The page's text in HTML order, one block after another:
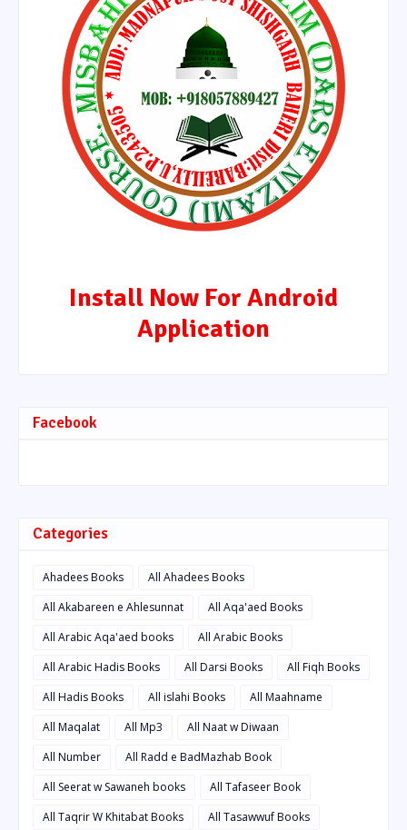
Install Now For Android
Application
Facebook
Categories
Ahadees Books
All Ahadees Books
All Akabareen e Ahlesunnat
All Aqa'aed Books
All Arabic Aqa'aed books
All Arabic Books
All Arabic Hadis Books
All Darsi Books
All Fiqh Books
All Hadis Books
All islahi Books
All Maahname
All Maqalat
All Mp3
All Naat w Diwaan
All Number
All Radd e BadMazhab Book
All Seerat w Sawaneh books
All Tafaseer Book
All Taqrir W Khitabat Books
All Tasawwuf Books